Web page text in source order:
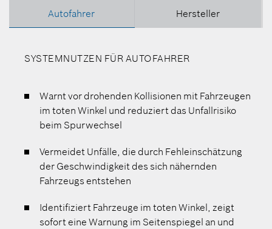
Autofahrer Hersteller
SYSTEMNUTZEN FÜR AUTOFAHRER
Warnt vor drohenden Kollisionen mit Fahrzeugen
im toten Winkel und reduziert das Unfallrisiko
beim Spurwechsel
Vermeidet Unfälle, die durch Fehleinschätzung
der Geschwindigkeit des sich nähernden
Fahrzeugs entstehen
Identifiziert Fahrzeuge im toten Winkel, zeigt
sofort eine Warnung im Seitenspiegel an und